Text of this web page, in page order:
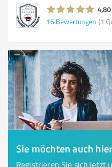
16 Bewertungen (1
Sie möchten auch
Registrieren Sie sich jetzt